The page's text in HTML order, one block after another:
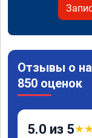
Отзывы о
850 оценок
5.0 из 5★